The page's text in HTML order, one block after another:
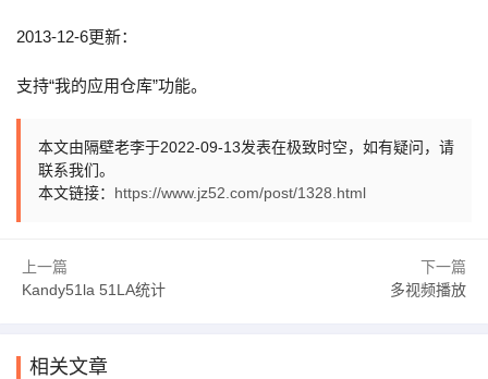
2013-12-6更新：
支持“我的应用仓库”功能。
本文由隔壁老李于2022-09-13发表在极致时空，如有疑问，请
联系我们。
本文链接： https://www.jz52.com/post/1328.html
上一篇
Kandy51la 51LA统计
下一篇
多视频播放
相关文章